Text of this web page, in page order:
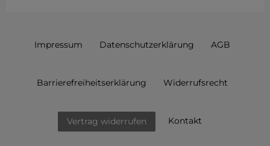
Impressum Daten­schutz­erklärung AGB
Barrierefreiheitserklärung Widerrufs­recht
Vertrag widerrufen Kontakt